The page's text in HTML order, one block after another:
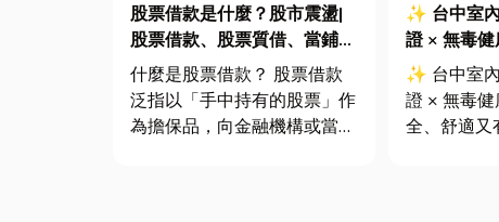
股票借款是什麼？股市震盪|
股票借款、股票質借、當鋪借
款完整比較
什麼是股票借款？ 股票借款
泛指以「手中持有的股票」作
為擔保品，向金融機構或當舖
✨ 台中室
證 × 無毒
全、舒適又
✨ 台中室
證 × 無毒
全、舒適又